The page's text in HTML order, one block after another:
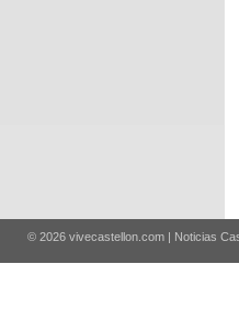
© 2026 vivecastellon.com | Noticias